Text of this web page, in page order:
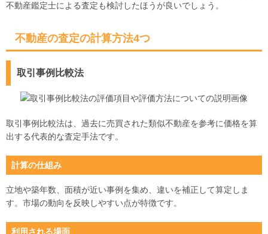
不動産鑑定士による査定も検討したほうが良いでしょう。
不動産の査定の計算方法4つ
取引事例比較法
取引事例比較法は、過去に売買された類似不動産を参考に価格を算
出する代表的な査定手法です。
計算の仕組み
立地や築年数、面積が近い事例を集め、違いを補正して算定しま
す。市場の動向を反映しやすい点が特徴です。
利用される場面